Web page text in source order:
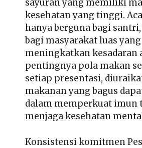
sayuran yang memiliki
kesehatan yang tinggi.
hanya berguna bagi
bagi masyarakat luas
meningkatkan kesadaran
pentingnya pola makan
setiap presentasi,
makanan yang bagus
dalam memperkuat imun
menjaga kesehatan
Konsistensi komitmen